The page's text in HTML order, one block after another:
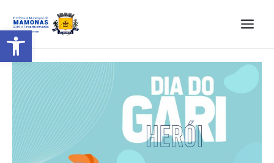
Barra de Ferramentas Aberta